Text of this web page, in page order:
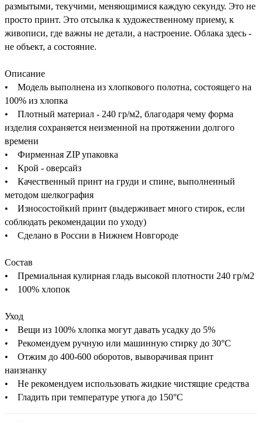
размытыми, текучими, меняющимися каждую секунду. Это не
просто принт. Это отсылка к художественному приему, к
живописи, где важны не детали, а настроение. Облака здесь -
не объект, а состояние.
Описание
• Модель выполнена из хлопкового полотна, состоящего на
100% из хлопка
• Плотный материал - 240 гр/м2, благодаря чему форма
изделия сохраняется неизменной на протяжении долгого
времени
• Фирменная ZIP упаковка
• Крой - оверсайз
• Качественный принт на груди и спине, выполненный
методом шелкография
• Износостойкий принт (выдерживает много стирок, если
соблюдать рекомендации по уходу)
• Сделано в России в Нижнем Новгороде
Состав
• Премиальная кулирная гладь высокой плотности 240 гр/м2
• 100% хлопок
Уход
• Вещи из 100% хлопка могут давать усадку до 5%
• Рекомендуем ручную или машинную стирку до 30°C
• Отжим до 400-600 оборотов, выворачивая принт
наизнанку
• Не рекомендуем использовать жидкие чистящие средства
• Гладить при температуре утюга до 150°C